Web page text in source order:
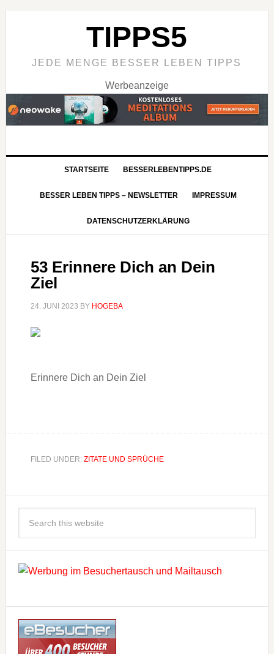
TIPPS5
JEDE MENGE BESSER LEBEN TIPPS
Werbeanzeige
STARTSEITE BESSERLEBENTIPPS.DE
BESSER LEBEN TIPPS – NEWSLETTER IMPRESSUM
DATENSCHUTZERKLÄRUNG
53 Erinnere Dich an Dein
Ziel
24. JUNI 2023 BY HOGEBA
Erinnere Dich an Dein Ziel
FILED UNDER: ZITATE UND SPRÜCHE